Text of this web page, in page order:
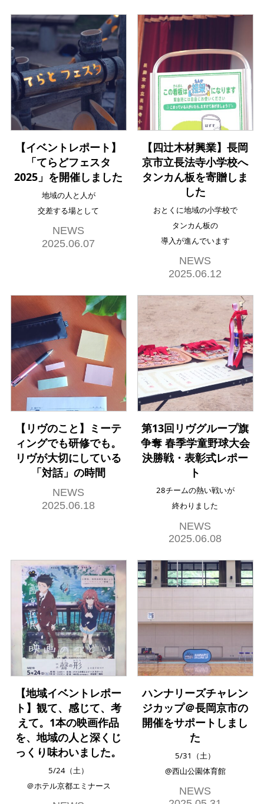
【イベントレポート】
「てらどフェスタ
2025」を開催しました
地域の人と人が
交差する場として
NEWS
2025.06.07
【四辻木材興業】長岡
京市立長法寺小学校へ
タンカん板を寄贈しま
した
おとくに地域の小学校で
タンカん板の
導入が進んでいます
NEWS
2025.06.12
【リヴのこと】ミーテ
ィングでも研修でも。
リヴが大切にしている
「対話」の時間
NEWS
2025.06.18
第13回リヴグループ旗
争奪 春季学童野球大会
決勝戦・表彰式レポー
ト
28チームの熱い戦いが
終わりました
NEWS
2025.06.08
【地域イベントレポー
ト】観て、感じて、考
えて。1本の映画作品
を、地域の人と深くじ
っくり味わいました。
5/24（土）
＠ホテル京都エミナース
ハンナリーズチャレン
ジカップ＠長岡京市の
開催をサポートしまし
た
5/31（土）
@西山公園体育館
NEWS